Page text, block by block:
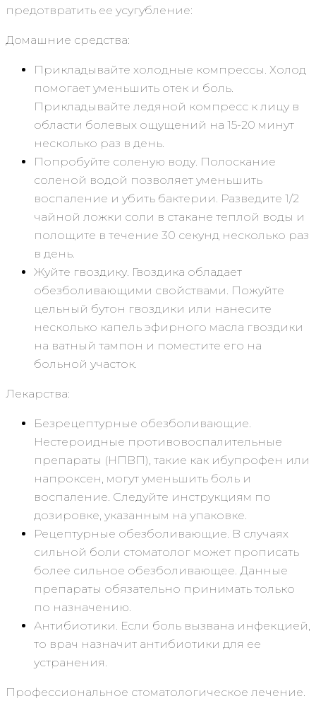
предотвратить ее усугубление:
Домашние средства:
Прикладывайте холодные компрессы. Холод
помогает уменьшить отек и боль.
Прикладывайте ледяной компресс к лицу в
области болевых ощущений на 15-20 минут
несколько раз в день.
Попробуйте соленую воду. Полоскание
соленой водой позволяет уменьшить
воспаление и убить бактерии. Разведите 1/2
чайной ложки соли в стакане теплой воды и
полощите в течение 30 секунд несколько раз
в день.
Жуйте гвоздику. Гвоздика обладает
обезболивающими свойствами. Пожуйте
цельный бутон гвоздики или нанесите
несколько капель эфирного масла гвоздики
на ватный тампон и поместите его на
больной участок.
Лекарства:
Безрецептурные обезболивающие.
Нестероидные противовоспалительные
препараты (НПВП), такие как ибупрофен или
напроксен, могут уменьшить боль и
воспаление. Следуйте инструкциям по
дозировке, указанным на упаковке.
Рецептурные обезболивающие. В случаях
сильной боли стоматолог может прописать
более сильное обезболивающее. Данные
препараты обязательно принимать только
по назначению.
Антибиотики. Если боль вызвана инфекцией,
то врач назначит антибиотики для ее
устранения.
Профессиональное стоматологическое лечение.